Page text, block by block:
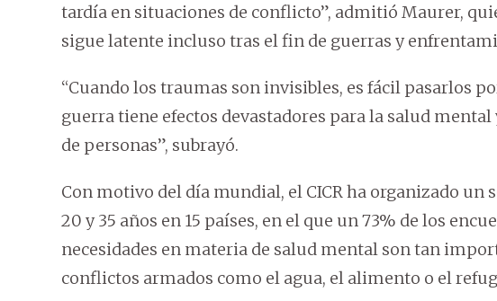
tardía en situaciones de conflicto”, admitió Maurer,
sigue latente incluso tras el fin de guerras y
“Cuando los traumas son invisibles, es fácil pasarlos
guerra tiene efectos devastadores para la salud
de personas”, subrayó.
Con motivo del día mundial, el CICR ha organizado un
20 y 35 años en 15 países, en el que un 73% de los
necesidades en materia de salud mental son tan
conflictos armados como el agua, el alimento o el